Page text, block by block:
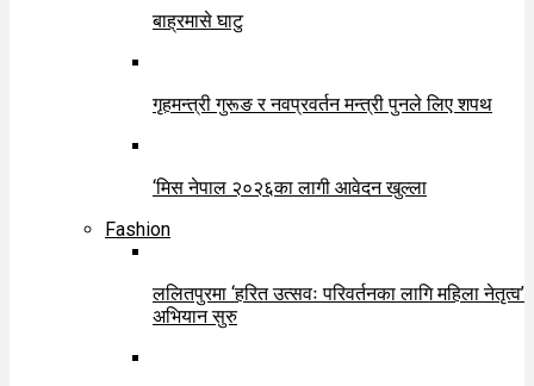
बाह्रमासे घाटु
गृहमन्त्री गुरूङ र नवप्रवर्तन मन्त्री पुनले लिए शपथ
‘मिस नेपाल २०२६का लागी आवेदन खुल्ला
Fashion
ललितपुरमा ‘हरित उत्सवः परिवर्तनका लागि महिला नेतृत्व’
अभियान सुरु